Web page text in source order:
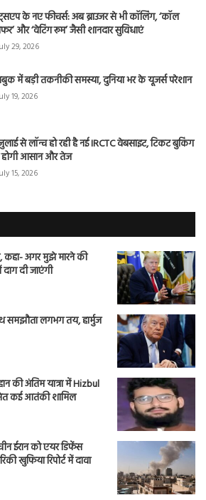
के नए फीचर्स: अब ब्राउजर से भी कॉलिंग, ‘कॉल
और ‘वेटिंग रूम’ जैसी शानदार सुविधाएं
29, 2026
में बड़ी तकनीकी समस्या, दुनिया भर के यूजर्स परेशान
19, 2026
से लॉन्च हो रही है नई IRCTC वेबसाइट, टिकट बुकिंग
आसान और तेज
15, 2026
कहा- अगर मुझे मारने की
दी जाएंगी
समझौता लगभग तय, हार्मुज
की अंतिम यात्रा में Hizbul
कई आतंकी शामिल
ईरान को एयर डिफेंस
खुफिया रिपोर्ट में दावा